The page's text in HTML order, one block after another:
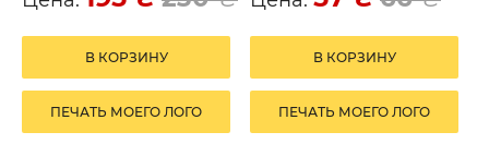
В КОРЗИНУ
ПЕЧАТЬ МОЕГО ЛОГО
В КОРЗИНУ
ПЕЧАТЬ МОЕГО ЛОГО